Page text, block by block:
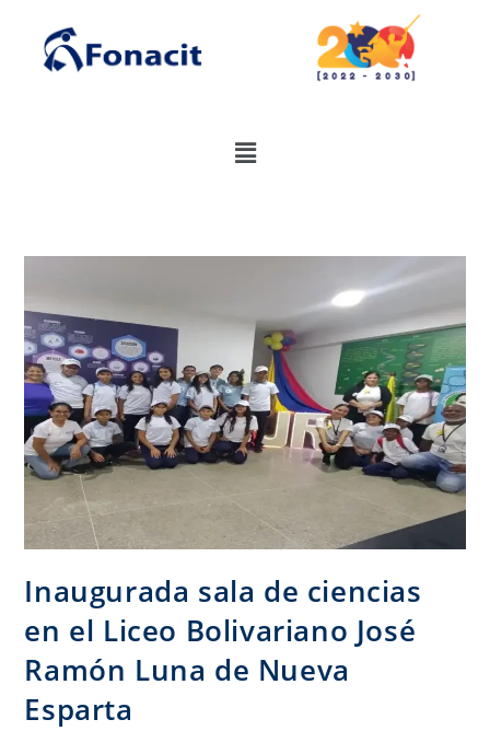
Inaugurada sala de ciencias
en el Liceo Bolivariano José
Ramón Luna de Nueva
Esparta